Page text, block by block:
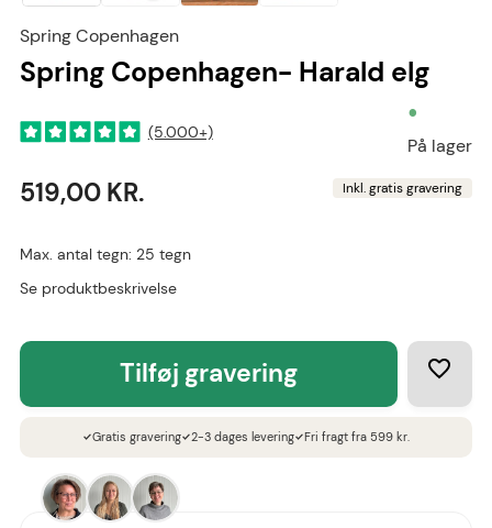
Spring Copenhagen
Spring Copenhagen- Harald elg
(5.000+)
•
På lager
519,00 KR. Inkl. gratis gravering
Max. antal tegn: 25 tegn
Se produktbeskrivelse
tilføj gravering
checkGratis graveringcheck2-3 dages leveringcheckFri fragt fra 599 kr.